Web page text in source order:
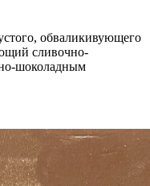
обваликивующего
сливочно-
шоколадным